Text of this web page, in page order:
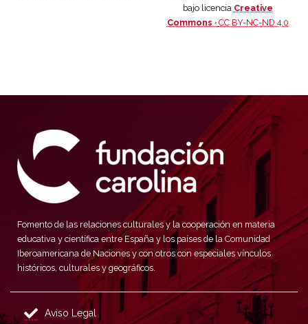
bajo licencia Creative
Commons · CC BY-NC-ND 4.0
Fomento de las relaciones culturales y la cooperación en materia
educativa y científica entre España y los países de la Comunidad
Iberoamericana de Naciones y con otros con especiales vínculos
históricos, culturales y geográficos.
Aviso Legal